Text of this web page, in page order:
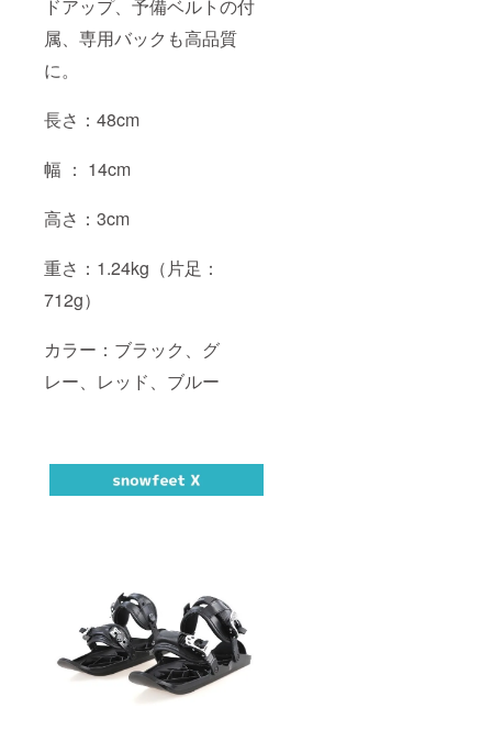
ドアップ、予備ベルトの付
属、専用バックも高品質
に。
長さ：48cm
幅 ： 14cm
高さ：3cm
重さ：1.24kg（片足：
712g）
カラー：ブラック、グ
レー、レッド、ブルー